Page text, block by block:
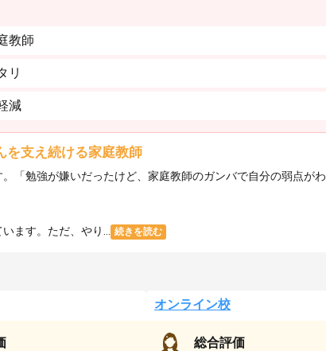
教師
リ
減
を支え続ける家庭教師
「勉強が嫌いだったけど、家庭教師のガンバで自分の弱点が
ます。ただ、やり... 続きを読む
オンライン校
総合評価